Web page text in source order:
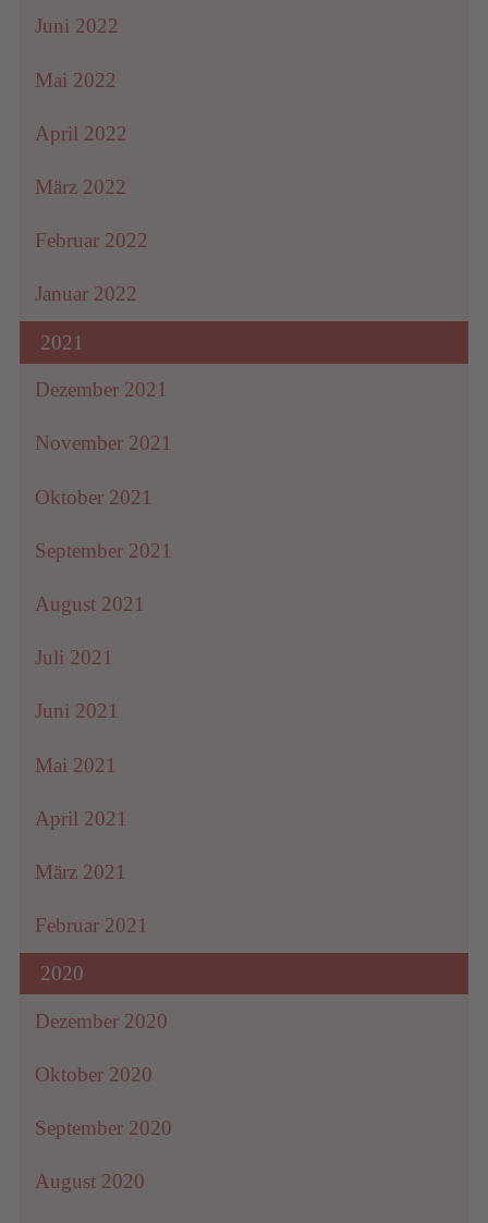
Juni 2022
Mai 2022
April 2022
März 2022
Februar 2022
Januar 2022
2021
Dezember 2021
November 2021
Oktober 2021
September 2021
August 2021
Juli 2021
Juni 2021
Mai 2021
April 2021
März 2021
Februar 2021
2020
Dezember 2020
Oktober 2020
September 2020
August 2020